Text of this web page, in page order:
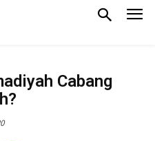
Cabang